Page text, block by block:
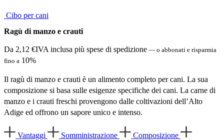
Cibo per cani
Ragù di manzo e crauti
Da 2,12 €IVA inclusa più spese di spedizione — o abbonati e risparmia
fino a 10%
Il ragù di manzo e crauti è un alimento completo per cani. La sua
composizione si basa sulle esigenze specifiche dei cani. La carne di
manzo e i crauti freschi provengono dalle coltivazioni dell’Alto
Adige ed offrono un sapore unico e intenso.
Vantaggi Somministrazione
Composizione